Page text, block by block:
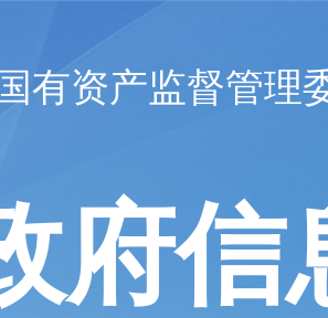
有资产监督管理
府信